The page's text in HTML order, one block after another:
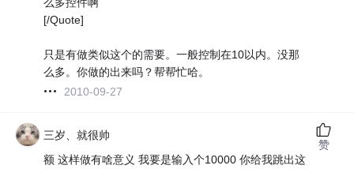
[/Quote]
只是有做类似这个的需要。一般控制在10以内。没那
么多。你做的出来吗？帮帮忙哈。
2010-09-27
三岁、就很帅
额 这样做有啥意义 我要是输入个10000 你给我跳出这
赞